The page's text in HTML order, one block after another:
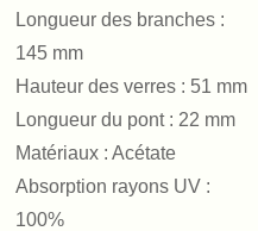
Longueur des branches :
145 mm
Hauteur des verres : 51 mm
Longueur du pont : 22 mm
Matériaux : Acétate
Absorption rayons UV :
100%